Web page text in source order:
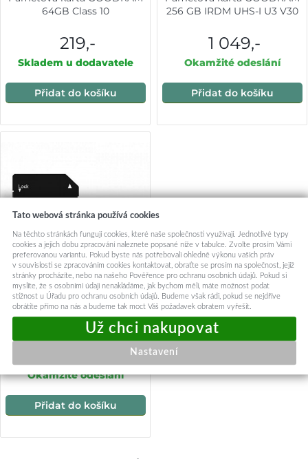
64GB Class 10
219,-
Skladem u dodavatele
Přidat do košíku
256 GB IRDM UHS-I U3 V30
1 049,-
Okamžité odeslání
Přidat do košíku
Paměťová karta Techsuit
Memory Card THCM27
256GB s adaptérem fialová
Okamžité odeslání
Přidat do košíku
Tato webová stránka používá cookies
Na těchto stránkách fungují cookies, které naše společnosti využívají. Jednotlivé typy
cookies a jejich dobu zpracování naleznete popsané níže v tabulce. Zvolte prosím Vámi
preferovanou variantu. Pokud byste nás potřebovali ohledně výkonu vašich práv
v souvislosti se zpracováním cookies kontaktovat, obraťte se prosím na společnost, jejíž
stránky procházíte, nebo na našeho Pověřence pro ochranu osobních údajů. Pokud si
myslíte, že s osobními údaji nenakládáme, jak bychom měli, máte možnost podat
stížnost u Úřadu pro ochranu osobních údajů. Budeme však rádi, pokud se nejdříve
obrátíte přímo na nás a budeme tak moct Váš požadavek obratem vyřešit.
Nastavení